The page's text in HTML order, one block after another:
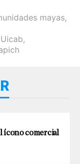
mayas,
,
ícono comercial